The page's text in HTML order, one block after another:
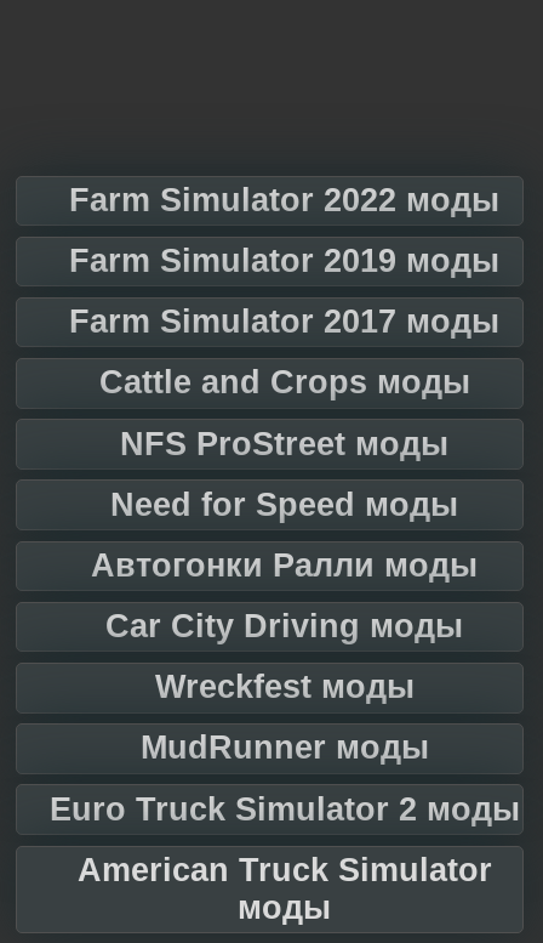
Farm Simulator 2022 моды
Farm Simulator 2019 моды
Farm Simulator 2017 моды
Cattle and Crops моды
NFS ProStreet моды
Need for Speed моды
Автогонки Ралли моды
Car City Driving моды
Wreckfest моды
MudRunner моды
Euro Truck Simulator 2 моды
American Truck Simulator
моды